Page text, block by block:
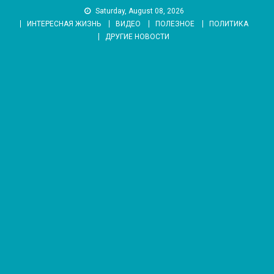
Saturday, August 08, 2026
ИНТЕРЕСНАЯ ЖИЗНЬ
ВИДЕО ПОЛЕЗНОЕ
ПОЛИТИКА
ДРУГИЕ НОВОСТИ